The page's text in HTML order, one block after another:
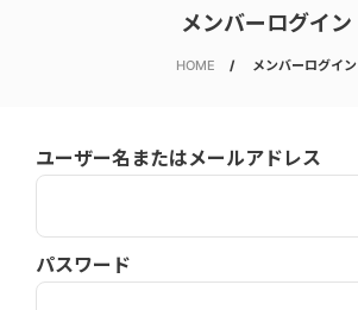
メンバーログイン
HOME メンバーログイン
ユーザー名またはメールアドレス
パスワード